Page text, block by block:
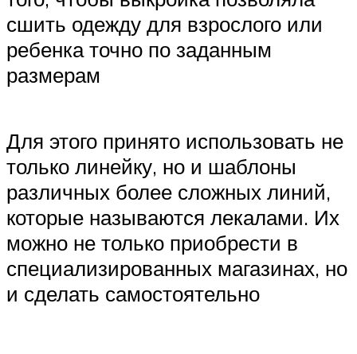
сшить одежду для взрослого или
ребенка точно по заданным
размерам
Для этого принято использовать не
только линейку, но и шаблоны
различных более сложных линий,
которые называются лекалами. Их
можно не только приобрести в
специализированных магазинах, но
и сделать самостоятельно